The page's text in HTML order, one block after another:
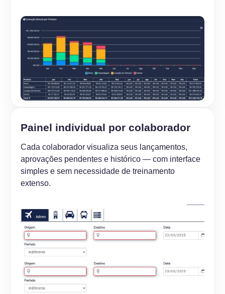
Painel individual por colaborador
Cada colaborador visualiza seus lançamentos,
aprovações pendentes e histórico — com interface
simples e sem necessidade de treinamento
extenso.